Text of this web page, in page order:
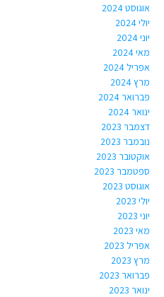
אוגוסט 2024
יולי 2024
יוני 2024
מאי 2024
אפריל 2024
מרץ 2024
פברואר 2024
ינואר 2024
דצמבר 2023
נובמבר 2023
אוקטובר 2023
ספטמבר 2023
אוגוסט 2023
יולי 2023
יוני 2023
מאי 2023
אפריל 2023
מרץ 2023
פברואר 2023
ינואר 2023